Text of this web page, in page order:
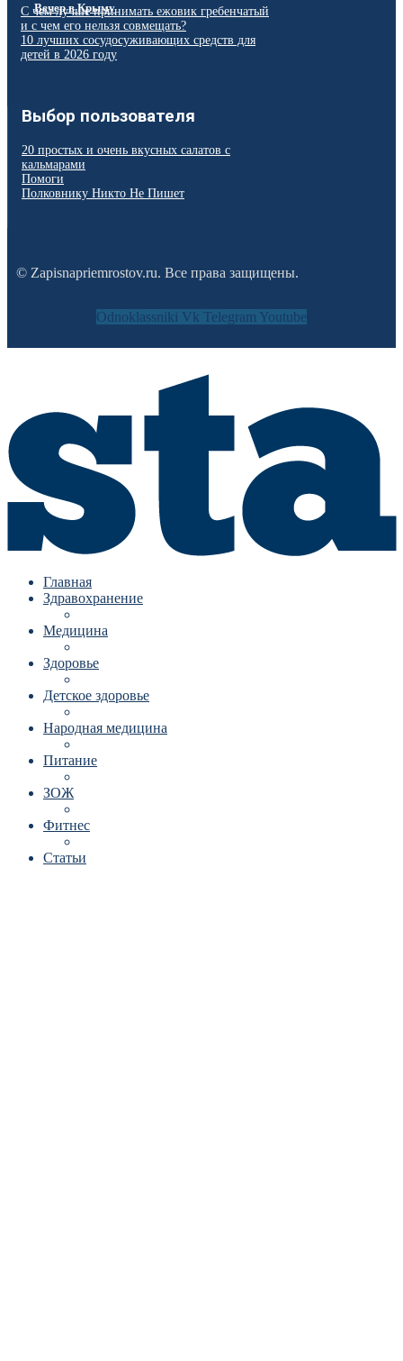
Вечер в Крыму
С чем лучше принимать ежовик гребенчатый
и с чем его нельзя совмещать?
10 лучших сосудосуживающих средств для
детей в 2026 году
Выбор пользователя
20 простых и очень вкусных салатов с
кальмарами
Помоги
Полковнику Никто Не Пишет
© Zapisnapriemrostov.ru. Все права защищены.
Odnoklassniki Vk Telegram Youtube
Главная
Здравохранение
Медицина
Здоровье
Детское здоровье
Народная медицина
Питание
ЗОЖ
Фитнес
Статьи